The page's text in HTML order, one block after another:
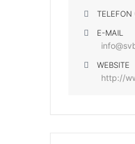
TELEFON
E-MAIL
WEBSITE
http://